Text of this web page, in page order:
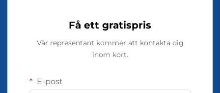
Få ett gratispris
Vår representant kommer att kontakta dig
inom kort.
E-post